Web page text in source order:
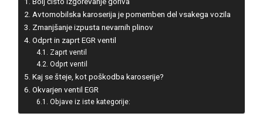
Avtomobilska karoserija je pomemben del vsakega vozila
Zmanjšanje izpusta nevarnih plinov
Odprt in zaprt EGR ventil
Zaprt ventil
Odprt ventil
Kaj se šteje, kot poškodba karoserije?
Okvarjen ventil EGR
Objave iz iste kategorije: